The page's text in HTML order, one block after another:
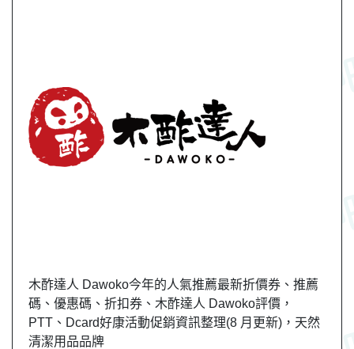
木酢達人 Dawoko今年的人氣推薦最新折價券、推薦
碼、優惠碼、折扣券、木酢達人 Dawoko評價，
PTT、Dcard好康活動促銷資訊整理(8 月更新)，天然
清潔用品品牌